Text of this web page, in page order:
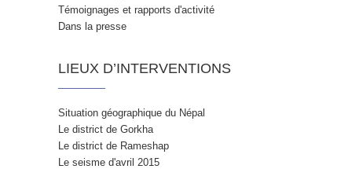
Témoignages et rapports d'activité
Dans la presse
LIEUX D’INTERVENTIONS
Situation géographique du Népal
Le district de Gorkha
Le district de Rameshap
Le seisme d'avril 2015